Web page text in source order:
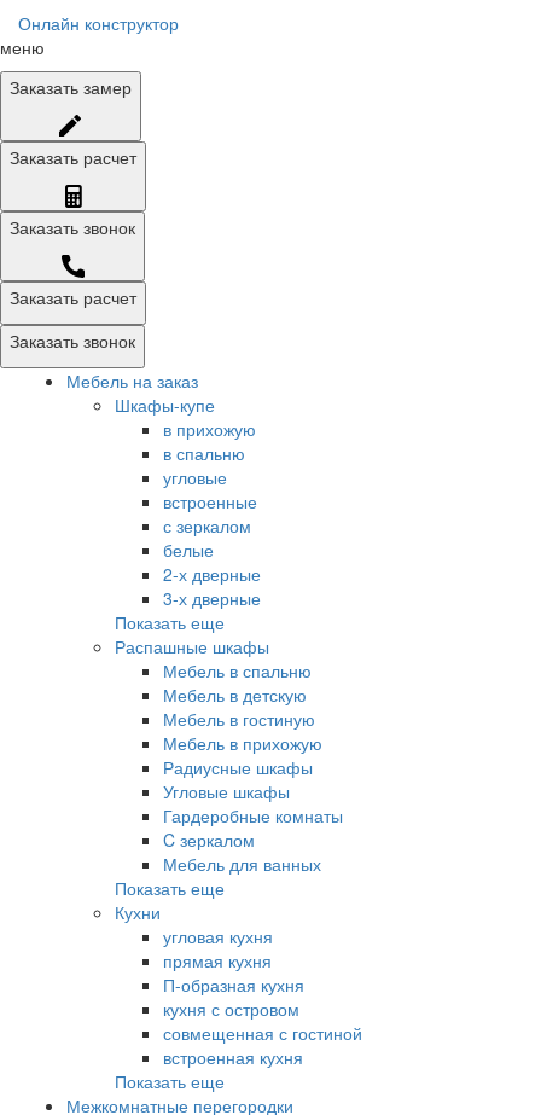
Онлайн конструктор
меню
Заказать замер
Заказать расчет
Заказать звонок
Заказать расчет
Заказать звонок
Мебель на заказ
Шкафы-купе
в прихожую
в спальню
угловые
встроенные
с зеркалом
белые
2-х дверные
3-х дверные
Показать еще
Распашные шкафы
Мебель в спальню
Мебель в детскую
Мебель в гостиную
Мебель в прихожую
Радиусные шкафы
Угловые шкафы
Гардеробные комнаты
C зеркалом
Мебель для ванных
Показать еще
Кухни
угловая кухня
прямая кухня
П-образная кухня
кухня с островом
совмещенная с гостиной
встроенная кухня
Показать еще
Межкомнатные перегородки